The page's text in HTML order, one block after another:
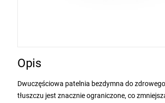
Opis
Dwuczęściowa patelnia bezdymna do
tłuszczu jest znacznie ograniczone, co